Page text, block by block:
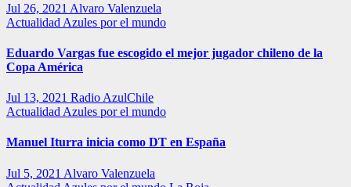
Jul 26, 2021 Alvaro Valenzuela
Actualidad Azules por el mundo
Eduardo Vargas fue escogido el mejor jugador chileno de la
Copa América
Jul 13, 2021 Radio AzulChile
Actualidad Azules por el mundo
Manuel Iturra inicia como DT en España
Jul 5, 2021 Alvaro Valenzuela